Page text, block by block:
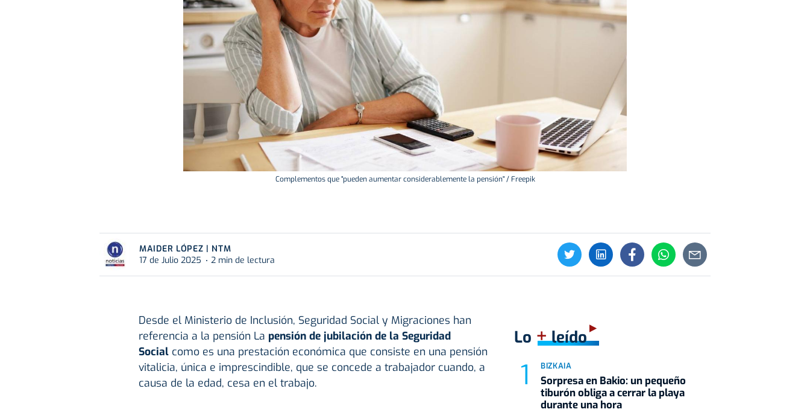
Complementos que "pueden aumentar considerablemente la pensión" / Freepik
MAIDER LÓPEZ | NTM
17 de Julio 2025
2 min de lectura
Desde el Ministerio de Inclusión, Seguridad Social y Migraciones han
referencia a la pensión La pensión de jubilaciónde la Seguridad
Social como es una prestación económica que consiste en una pensión
vitalicia, única e imprescindible, que se concede a trabajador cuando, a
causa de la edad, cesa en el trabajo.
Lo +leído
BIZKAIA
Sorpresa en Bakio: un pequeño
tiburón obliga a cerrar la playa
durante una hora